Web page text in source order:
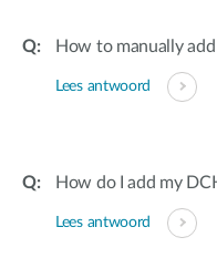
How to manually
Lees antwoord
How do I add my
Lees antwoord